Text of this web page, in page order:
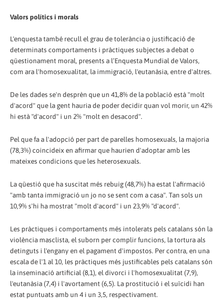
Valors polítics i morals
L'enquesta també recull el grau de tolerància o justificació de
determinats comportaments i pràctiques subjectes a debat o
qüestionament moral, presents a l’Enquesta Mundial de Valors,
com ara l'homosexualitat, la immigració, l'eutanàsia, entre d'altres.
De les dades se'n desprèn que un 41,8% de la població està "molt
d'acord" que la gent hauria de poder decidir quan vol morir, un 42%
hi està "d'acord" i un 2% "molt en desacord".
Pel que fa a l'adopció per part de parelles homosexuals, la majoria
(78,3%) coincideix en afirmar que haurien d'adoptar amb les
mateixes condicions que les heterosexuals.
La qüestió que ha suscitat més rebuig (48,7%) ha estat l'afirmació
"amb tanta immigració un jo no se sent com a casa". Tan sols un
10,9% s'hi ha mostrat "molt d'acord" i un 23,9% "d'acord".
Les pràctiques i comportaments més intolerats pels catalans són la
violència masclista, el suborn per complir funcions, la tortura als
detinguts i l'engany en el pagament d'impostos. Per contra, en una
escala de l'1 al 10, les pràctiques més justificables pels catalans són
la inseminació artificial (8,1), el divorci i l'homosexualitat (7,9),
l'eutanàsia (7,4) i l'avortament (6,5). La prostitució i el suïcidi han
estat puntuats amb un 4 i un 3,5, respectivament.